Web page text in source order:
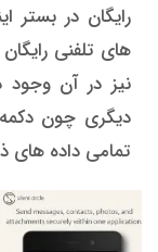
رایگان در بستر
نیز در آن وجود
دیگری چون
تمامی داده های